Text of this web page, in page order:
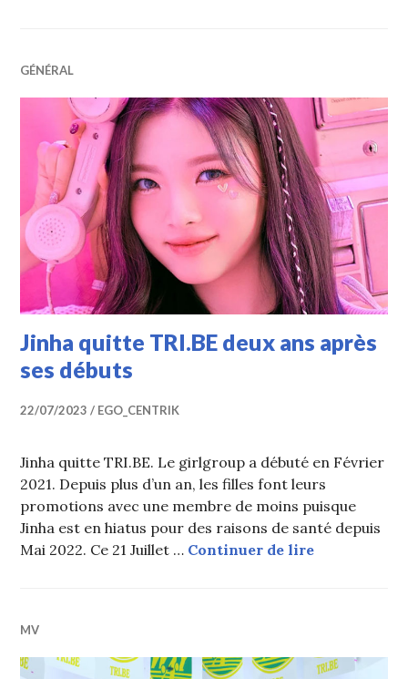
GÉNÉRAL
Jinha quitte TRI.BE deux ans après
ses débuts
22/07/2023 EGO_CENTRIK
Jinha quitte TRI.BE. Le girlgroup a débuté en Février
2021. Depuis plus d’un an, les filles font leurs
promotions avec une membre de moins puisque
Jinha est en hiatus pour des raisons de santé depuis
Mai 2022. Ce 21 Juillet … Continuer de lireJinha quitte
MV